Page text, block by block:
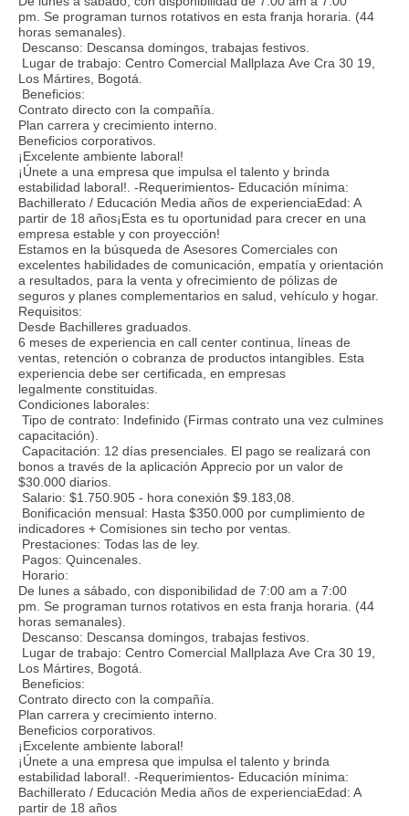
pm. Se programan turnos rotativos en esta franja horaria. (44
horas semanales).
Descanso: Descansa domingos, trabajas festivos.
Lugar de trabajo: Centro Comercial Mallplaza Ave Cra 30 19,
Los Mártires, Bogotá.
Beneficios:
Contrato directo con la compañía.
Plan carrera y crecimiento interno.
Beneficios corporativos.
¡Excelente ambiente laboral!
¡Únete a una empresa que impulsa el talento y brinda
estabilidad laboral!. -Requerimientos- Educación mínima:
Bachillerato / Educación Media años de experienciaEdad: A
partir de 18 años¡Esta es tu oportunidad para crecer en una
empresa estable y con proyección!
Estamos en la búsqueda de Asesores Comerciales con
excelentes habilidades de comunicación, empatía y orientación
a resultados, para la venta y ofrecimiento de pólizas de
seguros y planes complementarios en salud, vehículo y hogar.
Requisitos:
Desde Bachilleres graduados.
6 meses de experiencia en call center continua, líneas de
ventas, retención o cobranza de productos intangibles. Esta
experiencia debe ser certificada, en empresas
legalmente constituidas.
Condiciones laborales:
Tipo de contrato: Indefinido (Firmas contrato una vez culmines
capacitación).
Capacitación: 12 días presenciales. El pago se realizará con
bonos a través de la aplicación Apprecio por un valor de
$30.000 diarios.
Salario: $1.750.905 - hora conexión $9.183,08.
Bonificación mensual: Hasta $350.000 por cumplimiento de
indicadores + Comisiones sin techo por ventas.
Prestaciones: Todas las de ley.
Pagos: Quincenales.
Horario:
De lunes a sábado, con disponibilidad de 7:00 am a 7:00
pm. Se programan turnos rotativos en esta franja horaria. (44
horas semanales).
Descanso: Descansa domingos, trabajas festivos.
Lugar de trabajo: Centro Comercial Mallplaza Ave Cra 30 19,
Los Mártires, Bogotá.
Beneficios:
Contrato directo con la compañía.
Plan carrera y crecimiento interno.
Beneficios corporativos.
¡Excelente ambiente laboral!
¡Únete a una empresa que impulsa el talento y brinda
estabilidad laboral!. -Requerimientos- Educación mínima:
Bachillerato / Educación Media años de experienciaEdad: A
partir de 18 años